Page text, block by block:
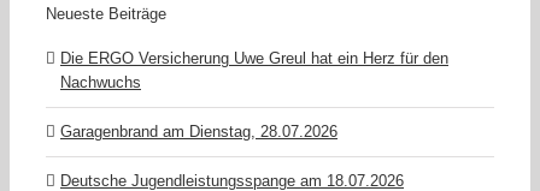
Neueste Beiträge
Die ERGO Versicherung Uwe Greul hat ein Herz für den
Nachwuchs
Garagenbrand am Dienstag, 28.07.2026
Deutsche Jugendleistungsspange am 18.07.2026